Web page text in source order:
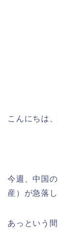
こんにちは
今週、中国
産）が急落し
あっという